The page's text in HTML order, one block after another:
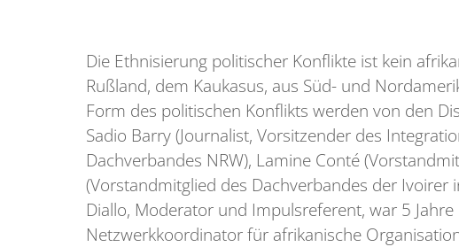
Die Ethnisierung politischer Konflikte ist kein
Rußland, dem Kaukasus, aus Süd- und
Form des politischen Konflikts werden von den
Sadio Barry (Journalist, Vorsitzender des
Dachverbandes NRW), Lamine Conté
(Vorstandmitglied des Dachverbandes der Ivoirer
Diallo, Moderator und Impulsreferent, war 5
Netzwerkkoordinator für afrikanische